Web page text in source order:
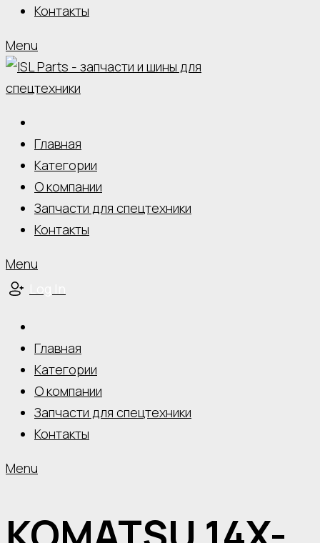
Контакты
Menu
Главная
Категории
О компании
Запчасти для спецтехники
Контакты
Menu
Главная
Категории
О компании
Запчасти для спецтехники
Контакты
Menu